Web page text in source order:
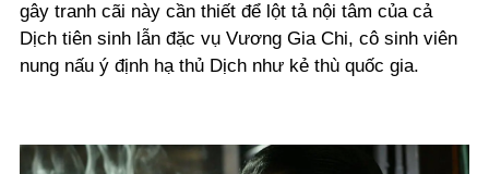
gây tranh cãi này cần thiết để lột tả nội tâm của cả
Dịch tiên sinh lẫn đặc vụ Vương Gia Chi, cô sinh viên
nung nấu ý định hạ thủ Dịch như kẻ thù quốc gia.